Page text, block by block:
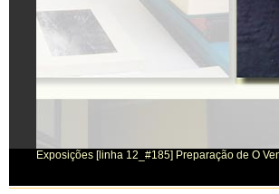
Exposições [linha 12_#185] Preparação de O